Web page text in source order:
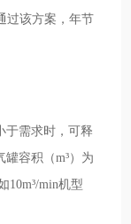
过该方案，年节
于需求时，可释
容积（m³）为
10m³/min机型